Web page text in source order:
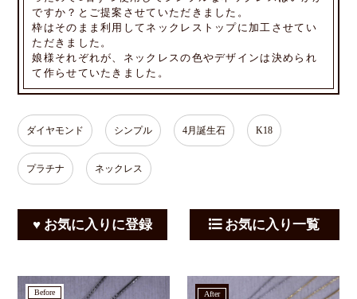
ですか？とご提案させていただきました。
枠はそのまま利用してネックレストップに加工させてい
ただきました。
娘様それぞれが、ネックレスの色やデザインは決められ
て作らせていたきました。
ダイヤモンド シンプル 4月誕生石 K18
プラチナ ネックレス
♥ お気に入りに登録 お気に入り一覧
before after